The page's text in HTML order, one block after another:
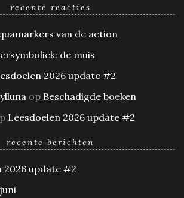
recente reacties
van de action
de muis
2026 update #2
op Beschadigde boeken
Leesdoelen 2026 update #2
recente berichten
2026 update #2